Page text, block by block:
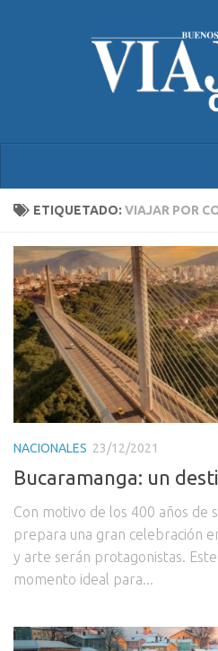
ETIQUETADO: VIAJAR POR
NACIONALES 23/12/2021
Bucaramanga: un
Con motivo de los 400 años de
prepara una gran celebración
y arte serán protagonistas. Este
momento ideal para...